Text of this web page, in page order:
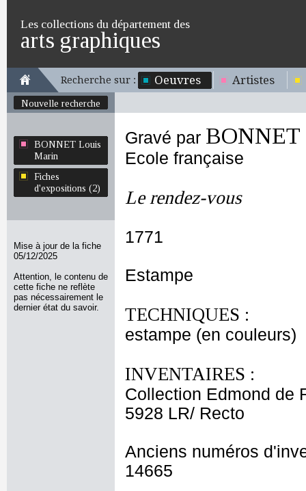
Les collections du département des
arts graphiques
Recherche sur : Oeuvres Artistes
Nouvelle recherche
BONNET Louis
Marin
Fiches
d'expositions (2)
Mise à jour de la fiche
05/12/2025
Attention, le contenu de
cette fiche ne reflète
pas nécessairement le
dernier état du savoir.
Gravé par
Ecole française
Le rendez-vous
1771
Estampe
TECHNIQUES :
estampe (en couleurs)
INVENTAIRES :
Collection Edmond de
5928 LR/ Recto
Anciens numéros
14665